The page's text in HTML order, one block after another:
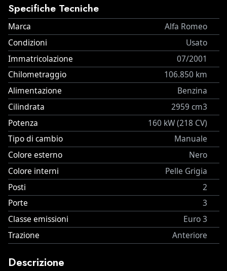
Specifiche Tecniche
Marca
Alfa Romeo
Condizioni
Usato
Immatricolazione
07/2001
Chilometraggio
106.850 km
Alimentazione
Benzina
Cilindrata
2959 cm3
Potenza
160 kW (218 CV)
Tipo di cambio
Manuale
Colore esterno
Nero
Colore interni
Pelle Grigia
Posti
2
Porte
3
Classe emissioni
Euro 3
Trazione
Anteriore
Descrizione